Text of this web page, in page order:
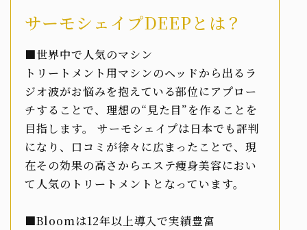
サーモシェイプDEEPとは？
■世界中で人気のマシン
トリートメント用マシンのヘッドから出るラ
ジオ波がお悩みを抱えている部位にアプロー
チすることで、理想の“見た目”を作ることを
目指します。 サーモシェイプは日本でも評判
になり、口コミが徐々に広まったことで、現
在その効果の高さからエステ痩身美容におい
て人気のトリートメントとなっています。
■Bloomは12年以上導入で実績豊富